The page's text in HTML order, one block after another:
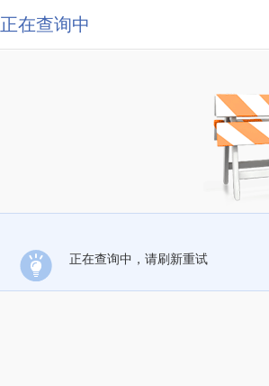
正在查询中
正在查询中，请刷新重试